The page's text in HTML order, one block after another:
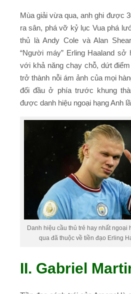
Mùa giải vừa qua, anh ghi được
ra sân, phá vỡ kỷ lục Vua phá
thủ là Andy Cole và Alan
“Người máy” Erling Haaland
với khả năng chạy chỗ, dứt
trở thành nỗi ám ảnh của mọi
đối đầu ở phía trước khung
được danh hiệu ngoại hạng Anh
Danh hiệu cầu thủ trẻ hay nhất ngoại
qua đã thuộc về tiền đạo Erling
II. Gabriel